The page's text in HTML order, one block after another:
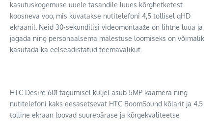
kasutuskogemuse uuele tasandile luues kõrghetketest
koosneva voo, mis kuvatakse nutitelefoni 4,5 tollisel qHD
ekraanil. Neid 30-sekundilisi videomontaaže on lihtne luua ja
jagada ning personaalsema mälestuse loomiseks on võimalik
kasutada ka eelseadistatud teemavalikut.
HTC Desire 601 tagumisel küljel asub 5MP kaamera ning
nutitelefoni kaks eesasetsevat HTC BoomSound kõlarit ja 4,5
tolline ekraan loovad suurepärase ja kõrgekvaliteetse